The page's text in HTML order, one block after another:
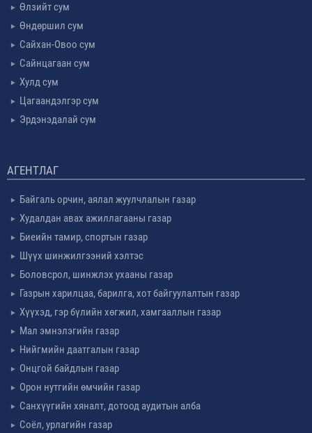
Өлзийт сум
Өндөршил сум
Сайхан-Овоо сум
Сайнцагаан сум
Хулд сум
Цагаандэлгэр сум
Эрдэнэдалай сум
АГЕНТЛАГ
Байгаль орчин, аялал жуулчлалын газар
Худалдан авах ажиллагааны газар
Биеийн тамир, спортын газар
Шүүх шинжилгээний хэлтэс
Боловсрол, шинжлэх ухааны газар
Газрын харилцаа, барилга, хот байгуулалтын газар
Хүүхэд, гэр бүлийн хөгжил, хамгааллын газар
Мал эмнэлэгийн газар
Нийгмийн даатгалын газар
Онцгой байдлын газар
Орон нутгийн өмчийн газар
Санхүүгийн хяналт, дотоод аудитын алба
Соёл, урлагийн газар